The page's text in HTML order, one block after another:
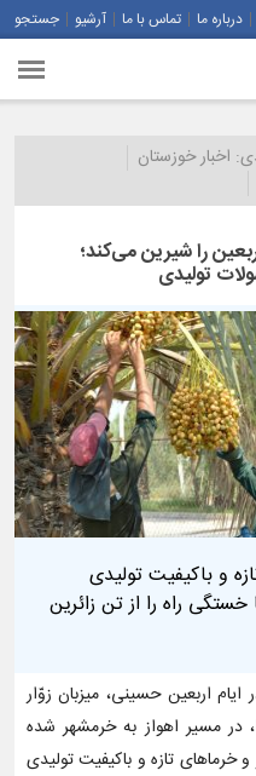
درباره ما تماس با ما آرشیو جستجو
اخبار خوزستان
را شیرین می‌کند؛
تولیدی
و باکیفیت تولیدی
راه را از تن زائرین
اربعین حسینی، میزبان زوّار
در مسیر اهواز به خرمشهر شده
تازه و باکیفیت تولیدی